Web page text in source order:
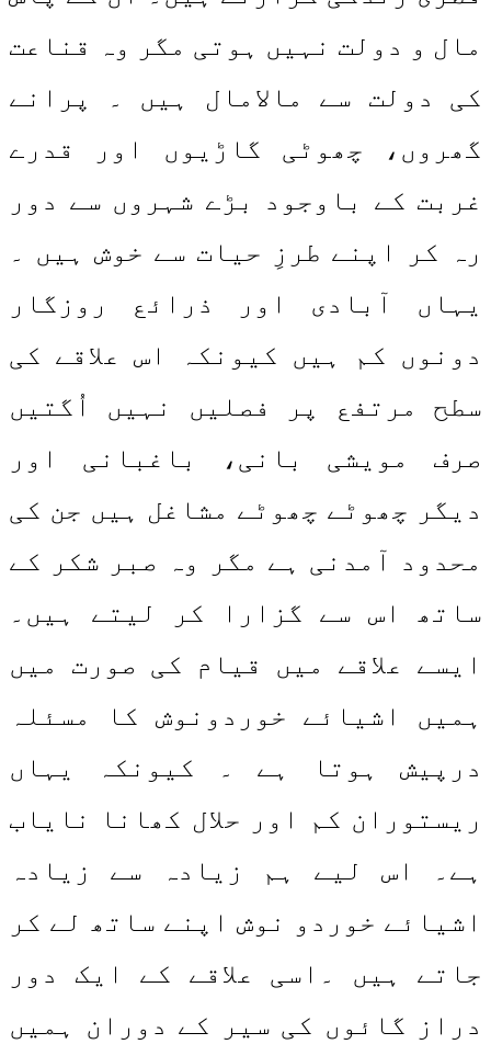
مال و دولت نہیں ہوتی مگر وہ قناعت
کی دولت سے مالامال ہیں ۔ پرانے
گھروں، چھوٹی گاڑیوں اور قدرے
غربت کے باوجود بڑے شہروں سے دور
رہ کر اپنے طرزِ حیات سے خوش ہیں ۔
یہاں آبادی اور ذرائع روزگار
دونوں کم ہیں کیونکہ اس علاقے کی
سطح مرتفع پر فصلیں نہیں اُگتیں
صرف مویشی بانی، باغبانی اور
دیگر چھوٹے چھوٹے مشاغل ہیں جن کی
محدود آمدنی ہے مگر وہ صبر شکر کے
ساتھ اس سے گزارا کر لیتے ہیں۔
ایسے علاقے میں قیام کی صورت میں
ہمیں اشیائے خوردونوش کا مسئلہ
درپیش ہوتا ہے ۔ کیونکہ یہاں
ریستوران کم اور حلال کھانا نایاب
ہے۔ اس لیے ہم زیادہ سے زیادہ
اشیائے خوردو نوش اپنے ساتھ لے کر
جاتے ہیں ۔اسی علاقے کے ایک دور
دراز گائوں کی سیر کے دوران ہمیں